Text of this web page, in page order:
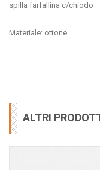
spilla farfallina c/chiodo
Materiale: ottone
ALTRI